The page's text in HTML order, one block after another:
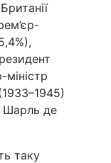
Шарль де
таку